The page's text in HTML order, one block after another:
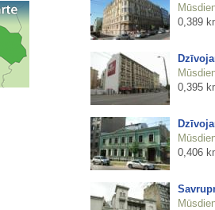
0,389
0,395
0,406